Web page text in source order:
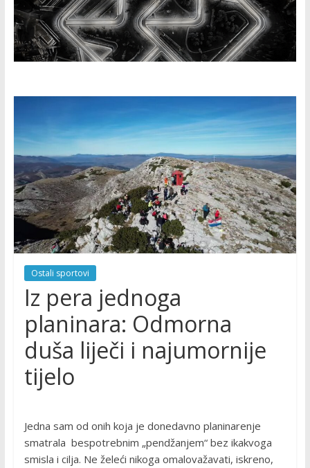
Ostali sportovi
Iz pera jednoga
planinara: Odmorna
duša liječi i najumornije
tijelo
Jedna sam od onih koja je donedavno planinarenje
smatrala bespotrebnim „pendžanjem“ bez ikakvoga
smisla i cilja. Ne želeći nikoga omalovažavati, iskreno,